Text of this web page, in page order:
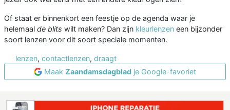
Of staat er binnenkort een feestje op de agenda waar je
helemaal de blits wilt maken? Dan zijn kleurlenzen een bijzonder
soort lenzen voor dit soort speciale momenten.
lenzen, contactlenzen, draagt
Maak Zaandamsdagblad je Google-favoriet